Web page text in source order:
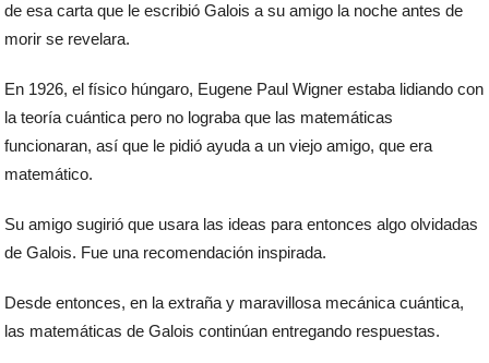
de esa carta que le escribió Galois a su amigo la noche antes de
morir se revelara.
En 1926, el físico húngaro, Eugene Paul Wigner estaba lidiando con
la teoría cuántica pero no lograba que las matemáticas
funcionaran, así que le pidió ayuda a un viejo amigo, que era
matemático.
Su amigo sugirió que usara las ideas para entonces algo olvidadas
de Galois. Fue una recomendación inspirada.
Desde entonces, en la extraña y maravillosa mecánica cuántica,
las matemáticas de Galois continúan entregando respuestas.